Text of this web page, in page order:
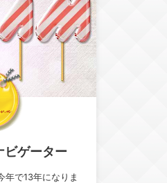
ビゲーター
年で13年になりま